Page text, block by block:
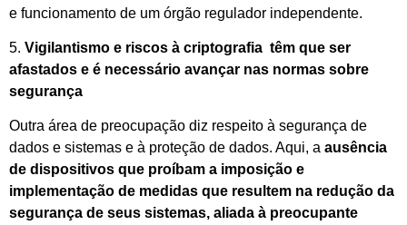
e funcionamento de um órgão regulador independente.
5. Vigilantismo e riscos à criptografia têm que ser
afastados e é necessário avançar nas normas sobre
segurança
Outra área de preocupação diz respeito à segurança de
dados e sistemas e à proteção de dados. Aqui, a ausência
de dispositivos que proíbam a imposição e
implementação de medidas que resultem na redução da
segurança de seus sistemas, aliada à preocupante